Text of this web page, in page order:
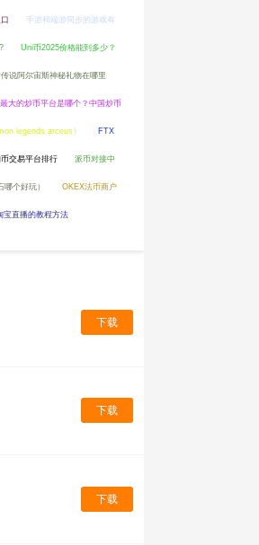
手游和端游同步的游戏有
Uni币2025价格能到多少？
说阿尔宙斯神秘礼物在哪里
大的炒币平台是哪个？中国炒币
legends arceus） FTX
交易平台排行 派币对接中
个好玩） OKEX法币商户
宝直播的教程方法
下载
下载
下载